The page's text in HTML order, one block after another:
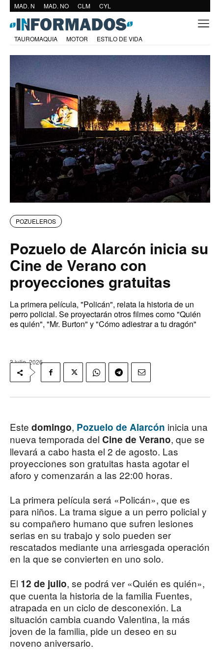
MAD. N MAD. NO CLM CYL
TAUROMAQUIA MOTOR ESTILO DE VIDA
POZUELEROS
Pozuelo de Alarcón inicia su
Cine de Verano con
proyecciones gratuitas
La primera película, "Policán", relata la historia de un
perro policial. Se proyectarán otros filmes como "Quién
es quién", "Mr. Burton" y "Cómo adiestrar a tu dragón"
3 julio, 2026
Este domingo, Pozuelo de Alarcón inicia una
nueva temporada del Cine de Verano, que se
llevará a cabo hasta el 2 de agosto. Las
proyecciones son gratuitas hasta agotar el
aforo y comenzarán a las 22:00 horas.
La primera película será «Policán», que es
para niños. La trama sigue a un perro policial y
su compañero humano que sufren lesiones
serias en su trabajo y solo pueden ser
rescatados mediante una arriesgada operación
en la que se convierten en uno solo.
El 12 de julio, se podrá ver «Quién es quién»,
que cuenta la historia de la familia Fuentes,
atrapada en un ciclo de desconexión. La
situación cambia cuando Valentina, la más
joven de la familia, pide un deseo en su
noveno aniversario.